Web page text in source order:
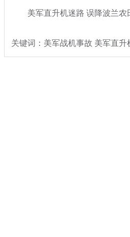
美军直升机迷路 误降波兰农
关键词：美军战机事故 美军直升